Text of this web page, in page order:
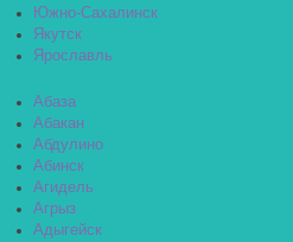
Южно-Сахалинск
Якутск
Ярославль
Абаза
Абакан
Абдулино
Абинск
Агидель
Агрыз
Адыгейск